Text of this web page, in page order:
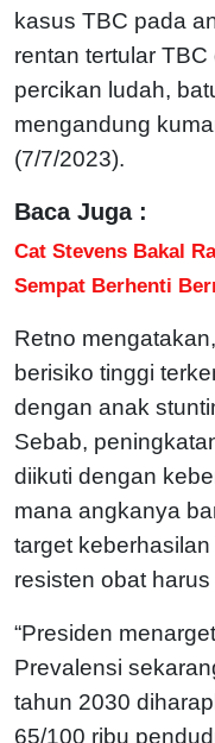
kasus TBC pada
rentan tertular
percikan ludah,
mengandung
(7/7/2023).
Baca Juga :
Cat Stevens Bakal
Sempat Berhenti
Retno
berisiko tinggi
dengan anak
Sebab,
diikuti dengan
mana angkanya
target
resisten obat
“Presiden
Prevalensi
tahun 2030
65/100 ribu